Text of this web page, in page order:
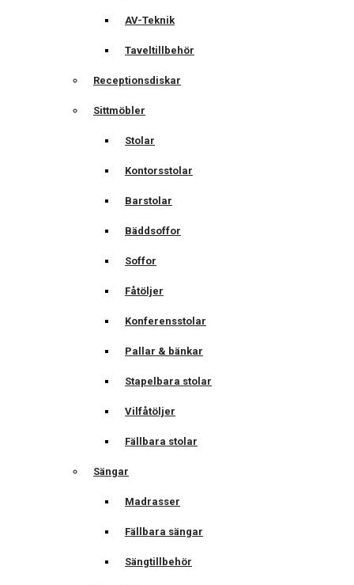
AV-Teknik
Taveltillbehör
Receptionsdiskar
Sittmöbler
Stolar
Kontorsstolar
Barstolar
Bäddsoffor
Soffor
Fåtöljer
Konferensstolar
Pallar & bänkar
Stapelbara stolar
Vilfåtöljer
Fällbara stolar
Sängar
Madrasser
Fällbara sängar
Sängtillbehör